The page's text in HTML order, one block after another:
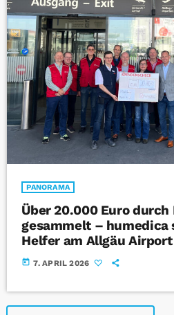
PANORAMA
Über 20.000 Euro
gesammelt –
Helfer am Allgäu Airport
today 7. APRIL 2026